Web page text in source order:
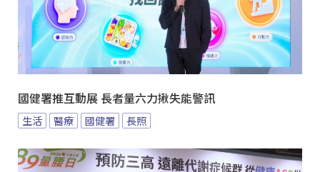
國健署推互動展 長者量六力揪失能警訊
生活 醫療 國健署 長照